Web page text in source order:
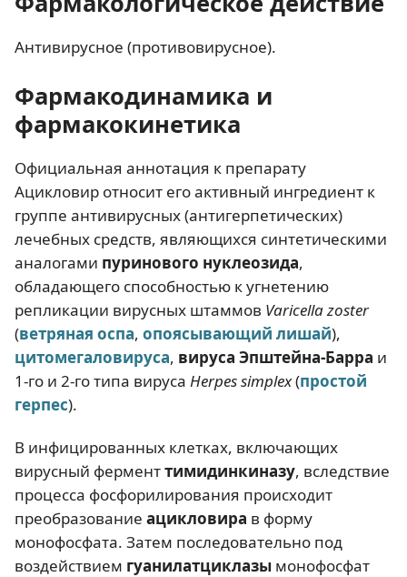
Антивирусное (противовирусное).
Фармакодинамика и
фармакокинетика
Официальная аннотация к препарату
Ацикловир относит его активный ингредиент к
группе антивирусных (антигерпетических)
лечебных средств, являющихся синтетическими
аналогами пуринового нуклеозида,
обладающего способностью к угнетению
репликации вирусных штаммов Varicella zoster
(ветряная оспа, опоясывающий лишай),
цитомегаловируса, вируса Эпштейна-Барра и
1-го и 2-го типа вируса Herpes simplex(простой
герпес).
В инфицированных клетках, включающих
вирусный ферменттимидинкиназу, вследствие
процесса фосфорилирования происходит
преобразование ацикловира в форму
монофосфата. Затем последовательно под
воздействием гуанилатциклазы монофосфат